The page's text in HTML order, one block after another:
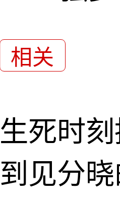
相关
生死时
到见分晓